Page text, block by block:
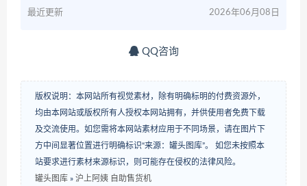
最近更新 2026年06月08日
QQ咨询
版权说明：本网站所有视觉素材，除有明确标明的付费资源外，
均由本网站或版权所有人授权本网站拥有，并供使用者免费下载
及交流使用。如您需将本网站素材应用于不同场景，请在图片下
方中间显著位置进行明确标识“来源：罐头图库”。 如您未按照本
站要求进行素材来源标识，则可能存在侵权的法律风险。
罐头图库 » 沪上阿姨 自助售货机